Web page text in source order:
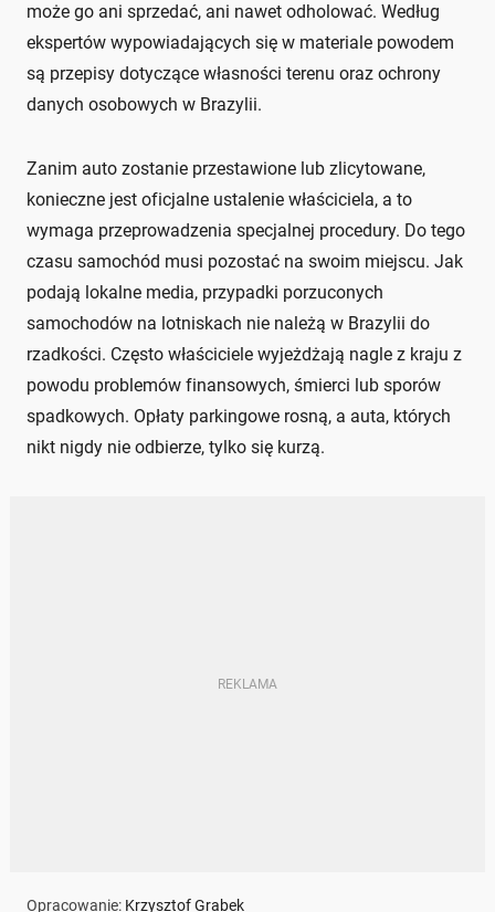
może go ani sprzedać, ani nawet odholować. Według
ekspertów wypowiadających się w materiale powodem
są przepisy dotyczące własności terenu oraz ochrony
danych osobowych w Brazylii.
Zanim auto zostanie przestawione lub zlicytowane,
konieczne jest oficjalne ustalenie właściciela, a to
wymaga przeprowadzenia specjalnej procedury. Do tego
czasu samochód musi pozostać na swoim miejscu. Jak
podają lokalne media, przypadki porzuconych
samochodów na lotniskach nie należą w Brazylii do
rzadkości. Często właściciele wyjeżdżają nagle z kraju z
powodu problemów finansowych, śmierci lub sporów
spadkowych. Opłaty parkingowe rosną, a auta, których
nikt nigdy nie odbierze, tylko się kurzą.
Opracowanie: Krzysztof Grabek